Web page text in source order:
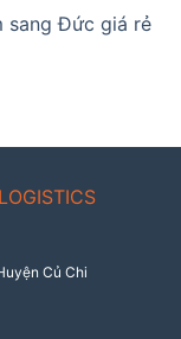
sang Đức giá rẻ
Củ Chi